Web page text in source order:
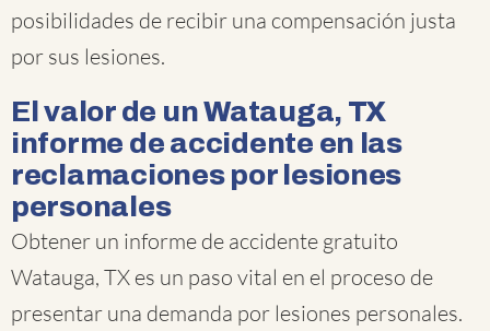
posibilidades de recibir una compensación justa
por sus lesiones.
El valor de un Watauga, TX
informe de accidente en las
reclamaciones por lesiones
personales
Obtener un informe de accidente gratuito
Watauga, TX es un paso vital en el proceso de
presentar una demanda por lesiones personales.